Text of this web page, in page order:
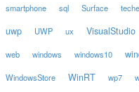
smartphone sql Surface
uwp
UWP ux VisualStudio
web windows windows10
WindowsStore WinRT wp7